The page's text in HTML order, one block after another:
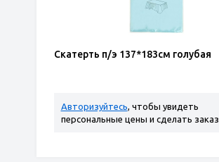
Скатерть п/э 137*183см голубая
Авторизуйтесь, чтобы увидеть
персональные цены и сделать заказ